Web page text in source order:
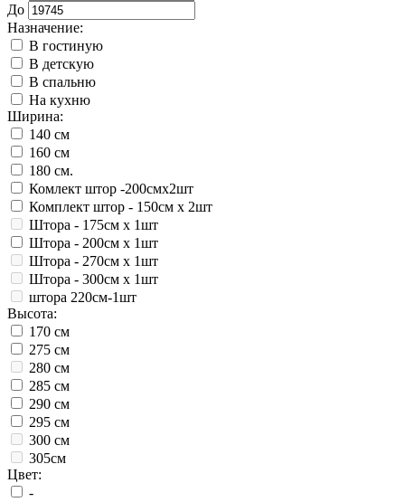
До
Назначение:
В гостиную
В детскую
В спальню
На кухню
Ширина:
140 см
160 см
180 см.
Комлект штор -200смх2шт
Комплект штор - 150см х 2шт
Штора - 175см х 1шт
Штора - 200см х 1шт
Штора - 270см х 1шт
Штора - 300см х 1шт
штора 220см-1шт
Высота:
170 см
275 см
280 см
285 см
290 см
295 см
300 см
305см
Цвет:
-